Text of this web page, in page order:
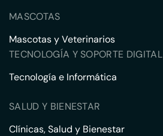
MASCOTAS
Mascotas y Veterinarios
TECNOLOGÍA Y SOPORTE DIGITAL
Tecnología e Informática
SALUD Y BIENESTAR
Clínicas, Salud y Bienestar